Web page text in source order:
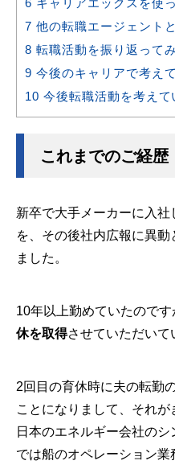
6 キャリアエックスを使
7 他の転職エージェント
8 転職活動を振り返って
9 今後のキャリアで考え
10 今後転職活動を考え
これまでのご経歴
新卒で大手メーカーに入
を、その後社内広報に異
ました。
10年以上勤めていたのです
休を取得させていただいて
2回目の育休時に夫の転勤
ことになりまして、それが
日本のエネルギー会社の
では船のオペレーション業